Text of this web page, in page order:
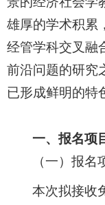
雄厚的学术积累
经管学科交叉融
前沿问题的研究
已形成鲜明的特
一、报名项
（一）报名
本次拟接收